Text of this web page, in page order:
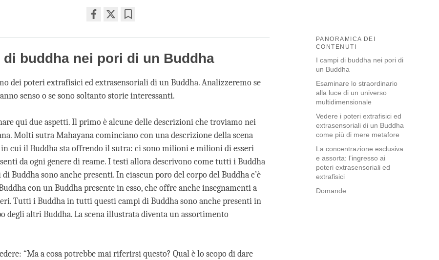
on
facebook
PANORAMICA DEI
CONTENUTI
I campi di buddha nei pori di
un Buddha
Esaminare lo straordinario
alla luce di un universo
multidimensionale
Vedere i poteri extrafisici ed
extrasensoriali di un Buddha
come più di mere metafore
La concentrazione esclusiva
e assorta: l’ingresso ai
poteri extrasensoriali ed
extrafisici
Domande
di buddha nei pori di un Buddha
dei poteri extrafisici ed extrasensoriali di un Buddha. Analizzeremo se
senso o se sono soltanto storie interessanti.
qui due aspetti. Il primo è alcune delle descrizioni che troviamo nei
Molti sutra Mahayana cominciano con una descrizione della scena
cui il Buddha sta offrendo il sutra: ci sono milioni e milioni di esseri
da ogni genere di reame. I testi allora descrivono come tutti i Buddha
Buddha sono anche presenti. In ciascun poro del corpo del Buddha c’è
con un Buddha presente in esso, che offre anche insegnamenti a
Tutti i Buddha in tutti questi campi di Buddha sono anche presenti in
degli altri Buddha. La scena illustrata diventa un assortimento
“Ma a cosa potrebbe mai riferirsi questo? Qual è lo scopo di dare